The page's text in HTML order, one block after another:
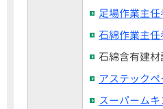
足場作業主任
石綿作業主任
石綿含有建材
アステック
スーパーム